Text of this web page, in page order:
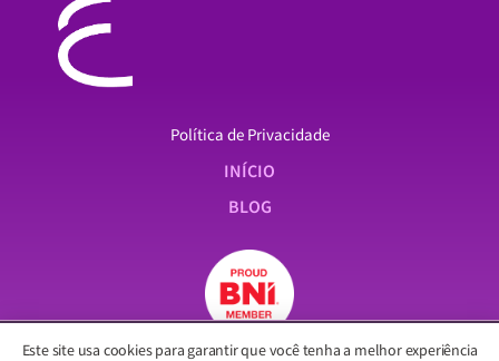
Política de Privacidade
INÍCIO
BLOG
Este site usa cookies para garantir que você tenha a melhor experiência